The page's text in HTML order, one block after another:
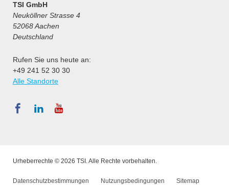
TSI GmbH
Neuköllner Strasse 4
52068 Aachen
Deutschland
Rufen Sie uns heute an:
+49 241 52 30 30
Alle Standorte
Urheberrechte © 2026 TSI. Alle Rechte vorbehalten.
Datenschutzbestimmungen Nutzungsbedingungen Sitemap